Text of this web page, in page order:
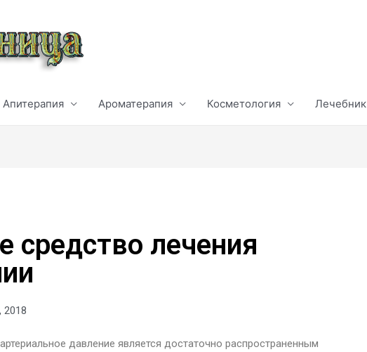
Апитерапия Ароматерапия Косметология Лечебник
средство лечения
2018
давление является достаточно распространенным